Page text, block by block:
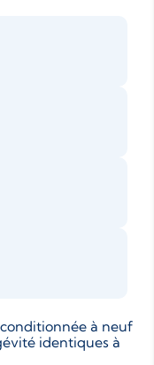
à neuf
identiques à